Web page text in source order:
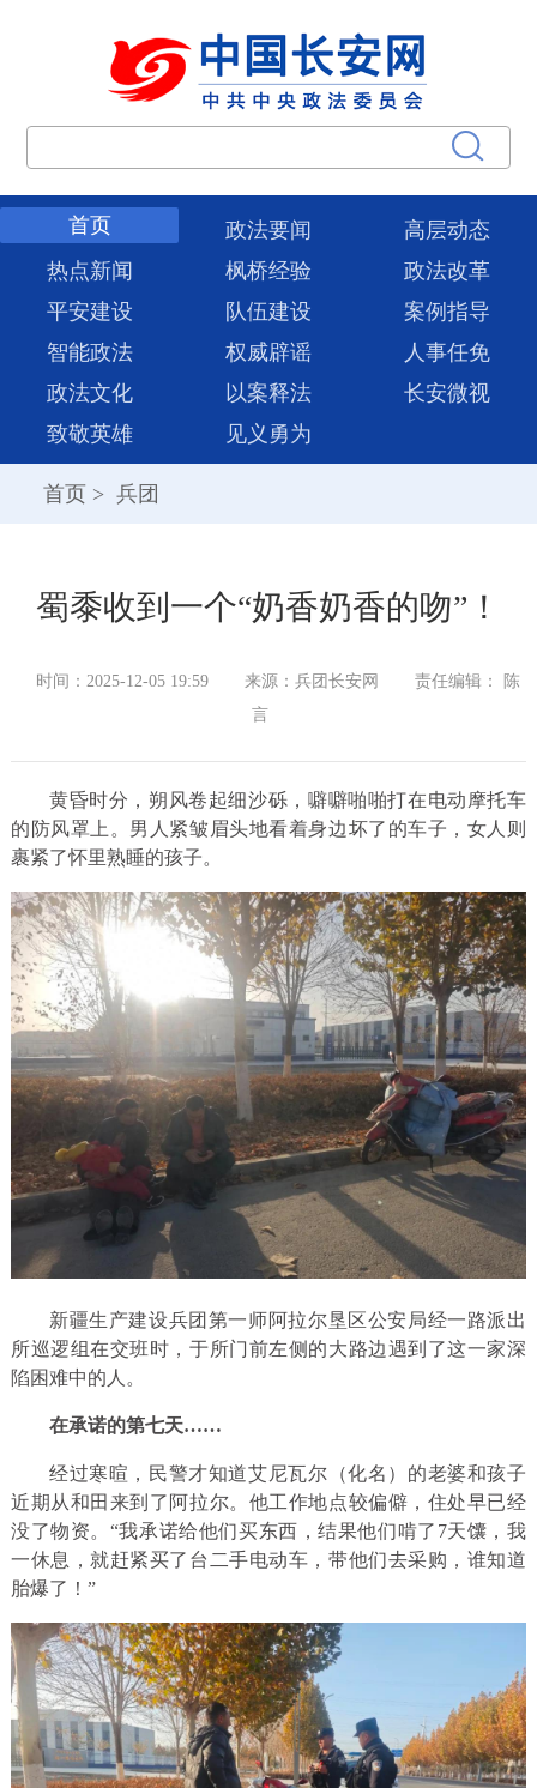
首页 政法要闻
高层动态
热点新闻
枫桥经验
政法改革
平安建设
队伍建设
案例指导
智能政法
权威辟谣
人事任免
政法文化
以案释法
长安微视
致敬英雄
见义勇为
首页 > 兵团
蜀黍收到一个“奶香奶香的吻”！
时间：2025-12-05 19:59 来源：兵团长安网
责任编辑： 陈
言
黄昏时分，朔风卷起细沙砾，噼噼啪啪打在电动摩托车
的防风罩上。男人紧皱眉头地看着身边坏了的车子，女人则
裹紧了怀里熟睡的孩子。
新疆生产建设兵团第一师阿拉尔垦区公安局经一路派出
所巡逻组在交班时，于所门前左侧的大路边遇到了这一家深
陷困难中的人。
在承诺的第七天……
经过寒暄，民警才知道艾尼瓦尔（化名）的老婆和孩子
近期从和田来到了阿拉尔。他工作地点较偏僻，住处早已经
没了物资。“我承诺给他们买东西，结果他们啃了7天馕，我
一休息，就赶紧买了台二手电动车，带他们去采购，谁知道
胎爆了！”